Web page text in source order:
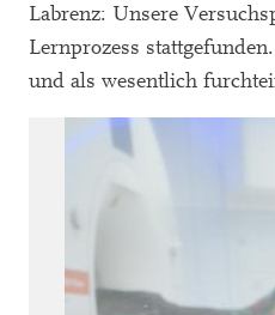
Labrenz: Unsere
Lernprozess
und als wesentlich